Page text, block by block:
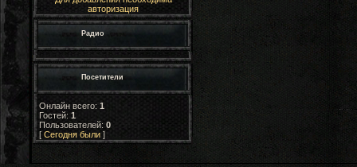
авторизация
Радио
Посетители
Онлайн всего: 1
Гостей: 1
Пользователей: 0
[ Сегодня были ]